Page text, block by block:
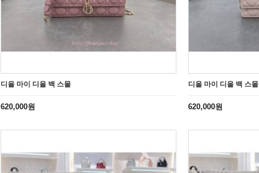
디올 마이 디올 백 스몰
620,000원
디올 마이 디올 백 스몰
620,000원